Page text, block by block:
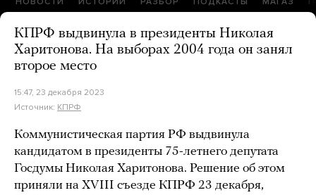
КПРФ выдвинула в президенты Николая
Харитонова. На выборах 2004 года он занял
второе место
15:47, 23 декабря 2023
Источник: КПРФ
Коммунистическая партия РФ выдвинула
кандидатом в президенты 75-летнего депутата
Госдумы Николая Харитонова. Решение об этом
приняли на XVIII съезде КПРФ 23 декабря,